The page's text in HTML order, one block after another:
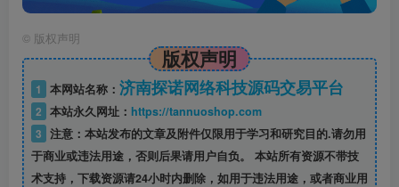
© 版权声明
版权声明
1 本网站名称： 济南探诺网络科技源码交易平台
2 本站永久网址： https://tannuoshop.com
3 注意：本站发布的文章及附件仅限用于学习和研究目的.请勿用
于商业或违法用途，否则后果请用户自负。 本站所有资源不带技
术支持，下载资源请24小时内删除，如用于违法用途，或者商业用